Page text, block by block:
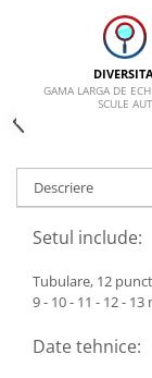
GAMA LARGA DE
SCULE
Descriere
Setul include:
Tubulare, 12
9 - 10 - 11 - 12 - 13
Date tehnice: